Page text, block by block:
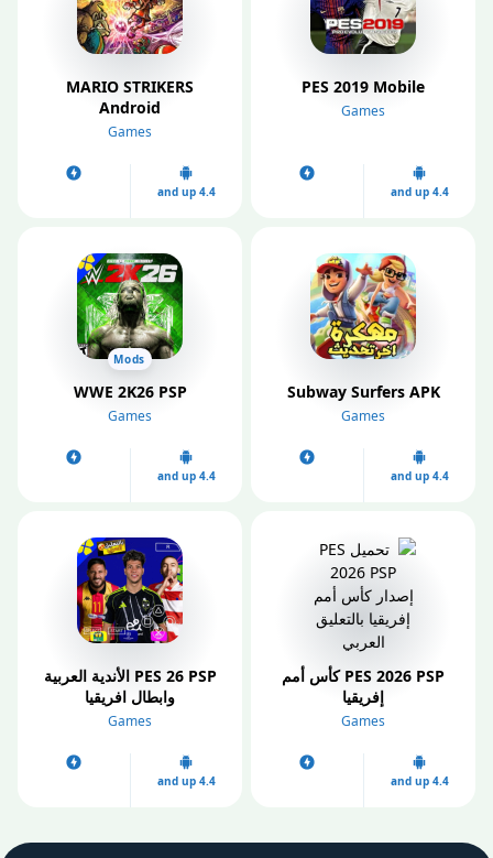
PES 2019 Mobile
Games
4.4 and up
MARIO STRIKERS
Android
Games
4.4 and up
Subway Surfers APK
Games
4.4 and up
Mods
WWE 2K26 PSP
Games
4.4 and up
PES 2026 PSP كأس أمم
إفريقيا
Games
4.4 and up
PES 26 PSP الأندية العربية
وابطال افريقيا
Games
4.4 and up